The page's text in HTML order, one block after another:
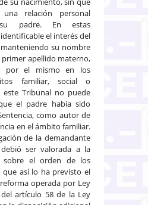
relación personal
padre. En estas
el interés del
su nombre
primer apellido materno,
por el mismo en los
familiar, social o
este Tribunal no puede
el padre había sido
como autor de
en el ámbito familiar.
de la demandante
ser valorada a la
sobre el orden de los
que así lo ha previsto el
operada por Ley
artículo 58 de la Ley